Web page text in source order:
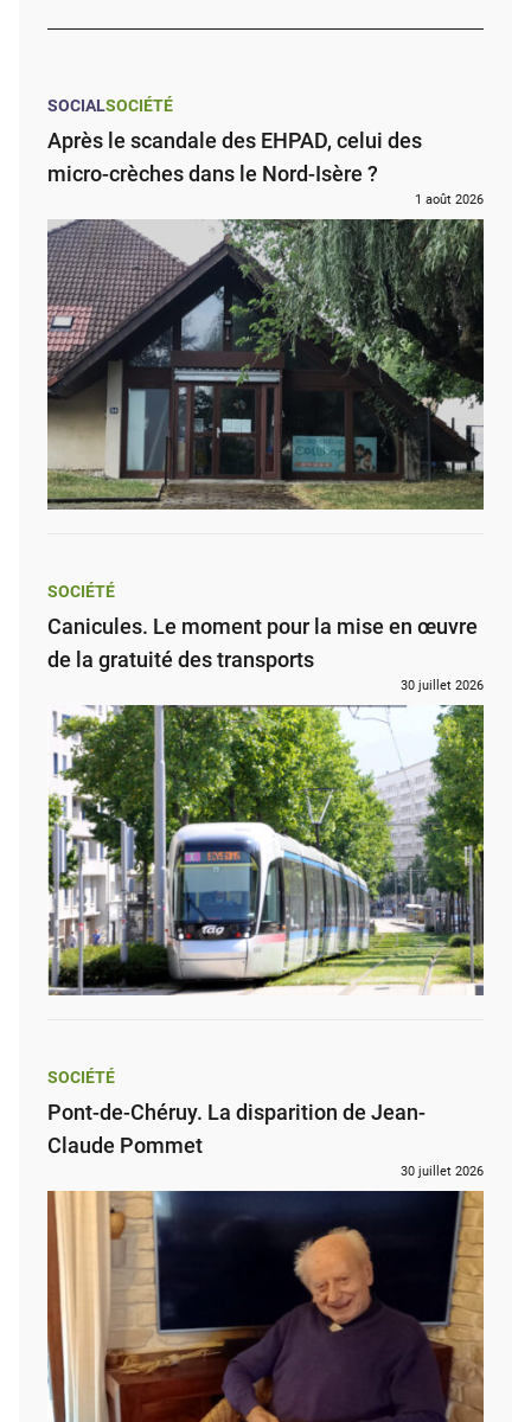
SOCIALSOCIÉTÉ
Après le scandale des EHPAD, celui des
micro-crèches dans le Nord-Isère ?
1 août 2026
SOCIÉTÉ
Canicules. Le moment pour la mise en œuvre
de la gratuité des transports
30 juillet 2026
SOCIÉTÉ
Pont-de-Chéruy. La disparition de Jean-
Claude Pommet
30 juillet 2026